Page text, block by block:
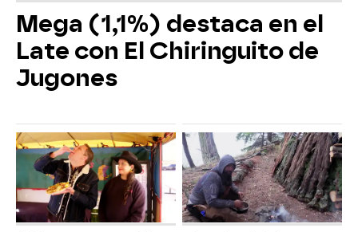
Mega (1,1%) destaca en el
Late con El Chiringuito de
Jugones